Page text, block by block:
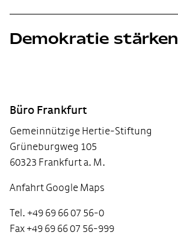
Demokratie stärken
Büro Frankfurt
Gemeinnützige Hertie-Stiftung
Grüneburgweg 105
60323 Frankfurt a. M.
Anfahrt Google Maps
Tel. +49 69 66 07 56-0
Fax +49 69 66 07 56-999